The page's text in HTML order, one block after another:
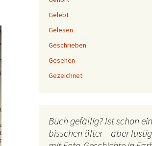
Gelebt
Gelesen
Geschrieben
Gesehen
Gezeichnet
Buch gefällig? Ist schon ein
bisschen älter – aber